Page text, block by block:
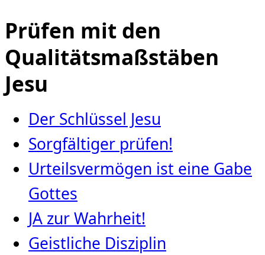
Prüfen mit den
Qualitätsmaßstäben
Jesu
Der Schlüssel Jesu
Sorgfältiger prüfen!
Urteilsvermögen ist eine Gabe
Gottes
JA zur Wahrheit!
Geistliche Disziplin